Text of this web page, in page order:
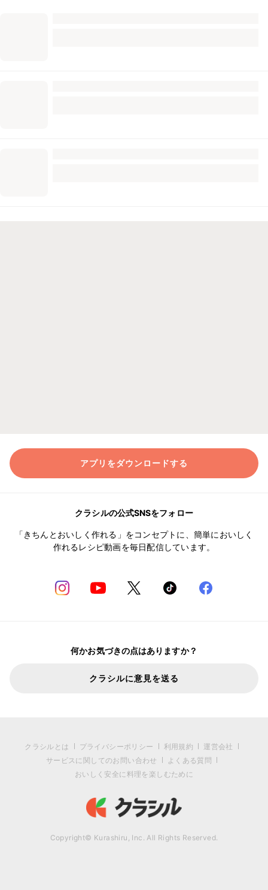
アプリをダウンロードする
クラシルの公式SNSをフォロー
「きちんとおいしく作れる」をコンセプトに、簡単においしく
作れるレシピ動画を毎日配信しています。
何かお気づきの点はありますか？
クラシルに意見を送る
クラシルとは プライバシーポリシー 利用規約
運営会社
サービスに関してのお問い合わせ
よくある質問
おいしく安全に料理を楽しむために
Copyright© Kurashiru, Inc. All Rights Reserved.